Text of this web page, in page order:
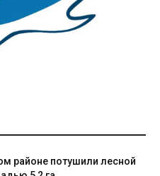
районе потушили лесной